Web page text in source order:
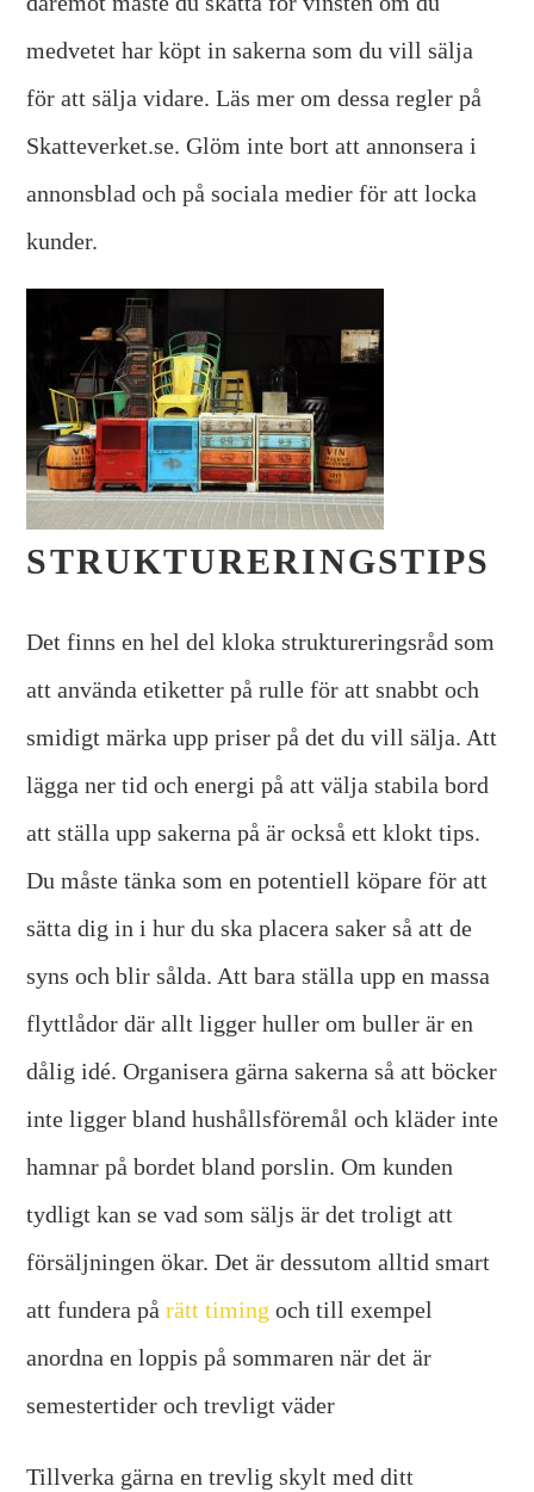
medvetet har köpt in sakerna som du vill sälja
för att sälja vidare. Läs mer om dessa regler på
Skatteverket.se. Glöm inte bort att annonsera i
annonsblad och på sociala medier för att locka
kunder.
STRUKTURERINGSTIPS
Det finns en hel del kloka struktureringsråd som
att använda etiketter på rulle för att snabbt och
smidigt märka upp priser på det du vill sälja. Att
lägga ner tid och energi på att välja stabila bord
att ställa upp sakerna på är också ett klokt tips.
Du måste tänka som en potentiell köpare för att
sätta dig in i hur du ska placera saker så att de
syns och blir sålda. Att bara ställa upp en massa
flyttlådor där allt ligger huller om buller är en
dålig idé. Organisera gärna sakerna så att böcker
inte ligger bland hushållsföremål och kläder inte
hamnar på bordet bland porslin. Om kunden
tydligt kan se vad som säljs är det troligt att
försäljningen ökar. Det är dessutom alltid smart
att fundera pårätt timing och till exempel
anordna en loppis på sommaren när det är
semestertider och trevligt väder
Tillverka gärna en trevlig skylt med ditt